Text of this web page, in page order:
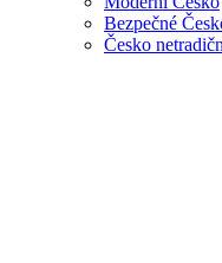
Bezpečné
Česko